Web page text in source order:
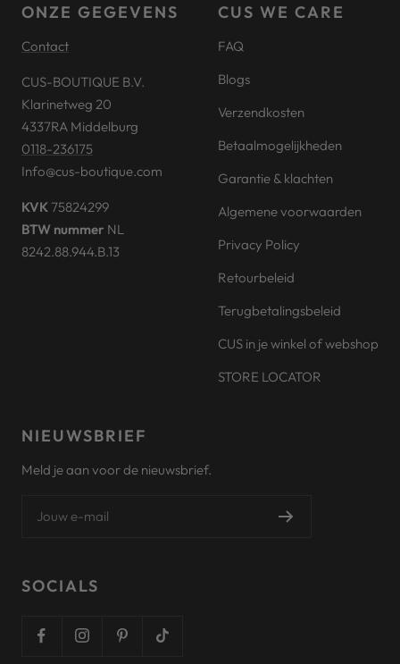
ONZE GEGEVENS
Contact
CUS-BOUTIQUE B.V.
Klarinetweg 20
4337RA Middelburg
0118-236175
Info@cus-boutique.com
KVK75824299
BTW nummer NL
8242.88.944.B.13
CUS WE CARE
FAQ
Blogs
Verzendkosten
Betaalmogelijkheden
Garantie & klachten
Algemene voorwaarden
Privacy Policy
Retourbeleid
Terugbetalingsbeleid
CUS in je winkel of webshop
STORE LOCATOR
NIEUWSBRIEF
Meld je aan voor de nieuwsbrief.
Jouw e-mail
SOCIALS